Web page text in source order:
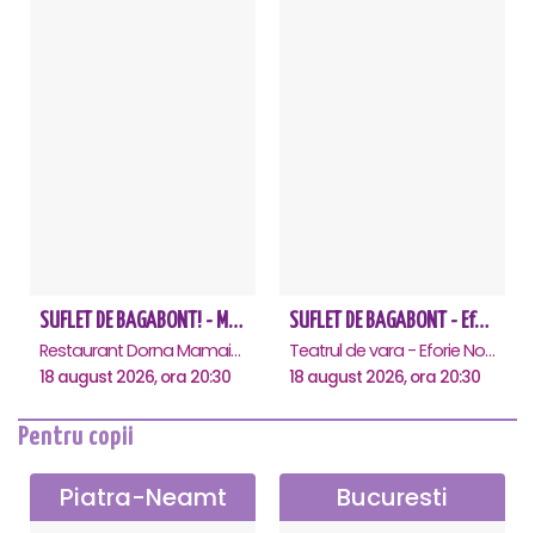
SUFLET DE BAGABONT! - Mamaia
Restaurant Dorna Mamaia, Mamaia
18 august 2026, ora 20:30
SUFLET DE BAGABONT - Eforie Nord
Teatrul de vara - Eforie Nord, Eforie-Nord
18 august 2026, ora 20:30
Pentru copii
Piatra-Neamt Bucuresti